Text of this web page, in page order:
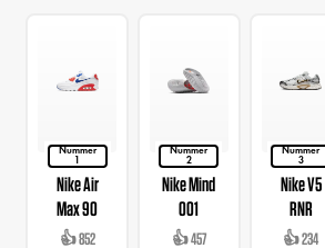
Nummer
1
Nike Air
Max 90
👍 852
Nummer
2
Nike Mind
001
👍 457
Nummer
3
Nike V5
RNR
👍 234